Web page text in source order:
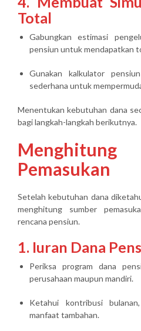
Total
Gabungkan estimasi
pensiun untuk mendapatkan
Gunakan kalkulator
sederhana untuk
Menentukan kebutuhan dana
bagi langkah-langkah berikutnya.
Pemasukan
Setelah kebutuhan dana
menghitung sumber
rencana pensiun.
1. Iuran Dana
Periksa program dana
perusahaan maupun mandiri.
Ketahui kontribusi
manfaat tambahan.